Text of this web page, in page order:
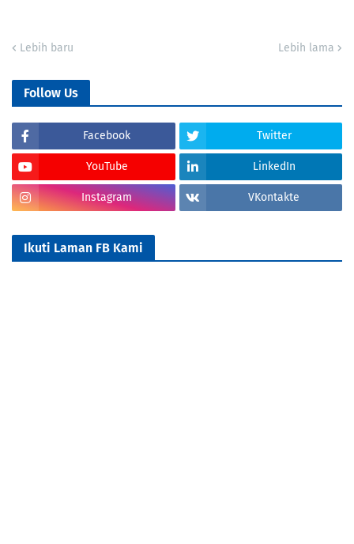
Lebih baru Lebih lama
Follow Us
Facebook Twitter
YouTube LinkedIn
Instagram VKontakte
Ikuti Laman FB Kami